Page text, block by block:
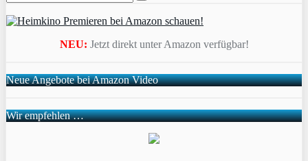
NEU: Jetzt direkt unter Amazon verfügbar!
Neue Angebote bei Amazon Video
Wir empfehlen …